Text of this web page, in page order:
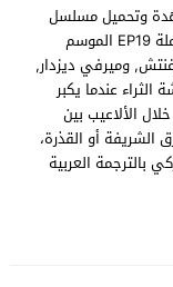
19 مترجمة مشاهدة وتحميل مسلسل
“اذا خسر الملك” Kral Kaybederse حلقة 19 كاملة EP19 الموسم
أرغنتش, وميرفي ديزدار,
عندما يكبر
الألاعيب بين
أو القذرة،
بالترجمة العربية